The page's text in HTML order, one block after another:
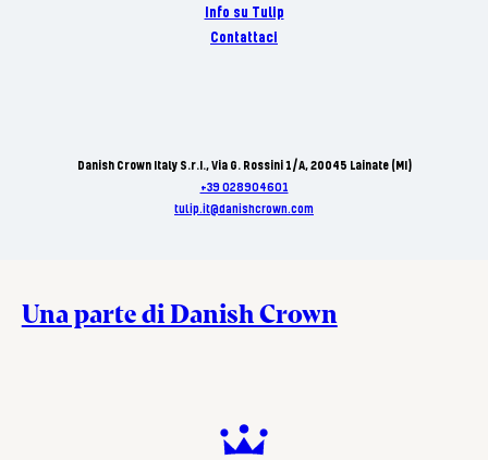
Info su Tulip
Contattaci
Danish Crown Italy S.r.I., Via G. Rossini 1/A, 20045 Lainate (MI)
+39 028904601
tulip.it@danishcrown.com
Una parte di Danish Crown